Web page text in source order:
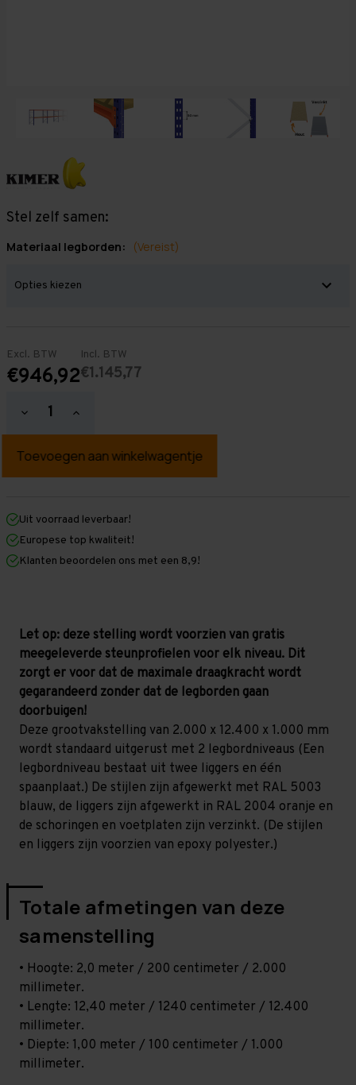
Stel zelf samen:
Materiaal legborden: (Vereist)
Excl. BTW
€946,92
Incl. BTW
€1.145,77
Hoeveelheid
verlagen
Grootvakstelling
mm
mm
x
1.000
mm
Hoeveelheid
verhogen
Grootvakstelling
mm
mm
1.000
mm
Uit voorraad leverbaar!
Europese top kwaliteit!
Klanten beoordelen ons met een 8,9!
Let op: deze stelling wordt voorzien van gratis
meegeleverde steunprofielen voor elk niveau. Dit
zorgt er voor dat de maximale draagkracht wordt
gegarandeerd zonder dat de legborden gaan
doorbuigen!
Deze grootvakstelling van 2.000 x 12.400 x 1.000 mm
wordt standaard uitgerust met 2 legbordniveaus (Een
legbordniveau bestaat uit twee liggers en één
spaanplaat.) De stijlen zijn afgewerkt met RAL 5003
blauw, de liggers zijn afgewerkt in RAL 2004 oranje en
de schoringen en voetplaten zijn verzinkt. (De stijlen
en liggers zijn voorzien van epoxy polyester.)
Totale afmetingen van deze
samenstelling
• Hoogte: 2,0 meter / 200 centimeter / 2.000
millimeter.
• Lengte: 12,40 meter / 1240 centimeter / 12.400
millimeter.
• Diepte: 1,00 meter / 100 centimeter / 1.000
millimeter.